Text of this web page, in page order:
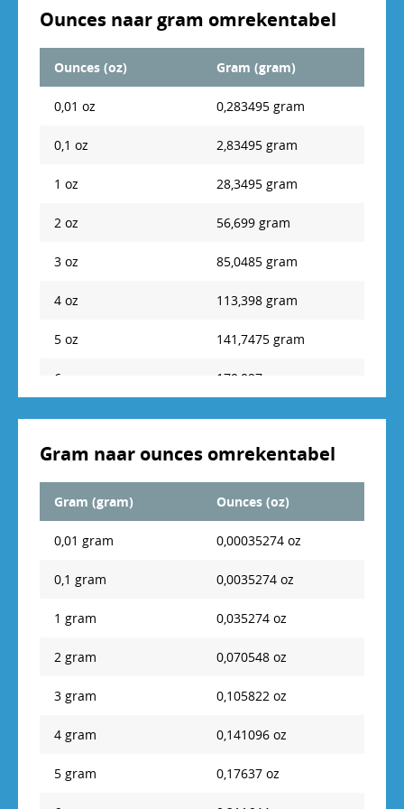
Ounces naar gram omrekentabel
Ounces (oz) Gram (gram)
0,01 oz 0,283495 gram
0,1 oz 2,83495 gram
1 oz 28,3495 gram
2 oz 56,699 gram
3 oz 85,0485 gram
4 oz 113,398 gram
5 oz 141,7475 gram
6 oz 170,097 gram
7 oz 198,4465 gram
8 oz 226,796 gram
9 oz 255,1455 gram
10 oz 283,495 gram
11 oz 311,8445 gram
12 oz 340,194 gram
13 oz 368,5435 gram
14 oz 396,893 gram
15 oz 425,2425 gram
16 oz 453,592 gram
17 oz 481,9415 gram
Gram naar ounces omrekentabel
Gram (gram) Ounces (oz)
0,01 gram 0,00035274 oz
0,1 gram 0,0035274 oz
1 gram 0,035274 oz
2 gram 0,070548 oz
3 gram 0,105822 oz
4 gram 0,141096 oz
5 gram 0,17637 oz